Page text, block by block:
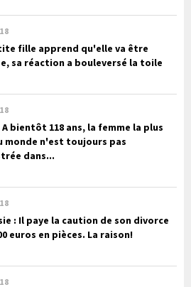
fille apprend qu'elle va être
sa réaction a bouleversé la toile
bientôt 118 ans, la femme la plus
monde n'est toujours pas
dans...
: Il paye la caution de son divorce
euros en pièces. La raison!